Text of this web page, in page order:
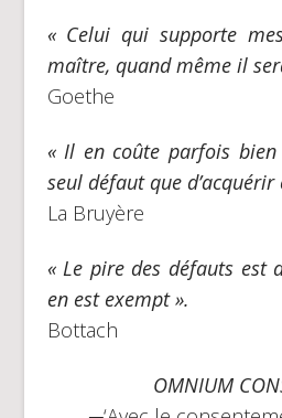
« Celui qui supporte
maître, quand même il
Goethe
« Il en coûte parfois bien
seul défaut que d’acquérir
La Bruyère
« Le pire des défauts est
en est exempt ».
Bottach
OMNIUM